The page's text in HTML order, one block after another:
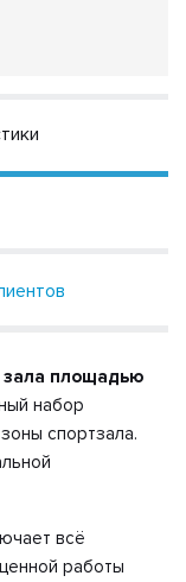
зала площадью
набор
спортзала.
всё
работы